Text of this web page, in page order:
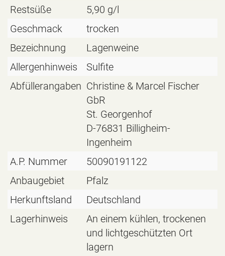
Restsüße
5,90 g/l
Geschmack
trocken
Bezeichnung
Lagenweine
Allergenhinweis
Sulfite
Abfüllerangaben Christine & Marcel Fischer
GbR
St. Georgenhof
D-76831 Billigheim-
Ingenheim
A.P. Nummer
50090191122
Anbaugebiet
Pfalz
Herkunftsland
Deutschland
Lagerhinweis
An einem kühlen, trockenen
und lichtgeschützten Ort
lagern